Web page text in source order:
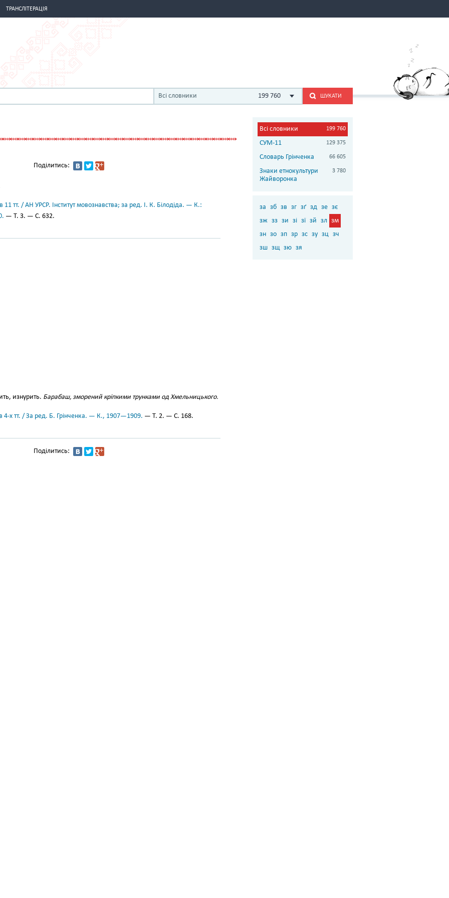
ТРАНСЛІТЕРАЦІЯ
Всі словники 199 760 ШУКАТИ
Поділитись:
11 тт. / АН УРСР. Інститут мовознавства; за ред. І. К. Білодіда. — К.:
— Т. 3. — С. 632.
изнурить. Барабаш, зморений кріпкими трунками од Хмельницького.
4-х тт. / За ред. Б. Грінченка. — К., 1907—1909. — Т. 2. — С. 168.
Поділитись:
Всі словники 199 760
СУМ-11 129 375
Словарь Грінченка 66 605
Знаки етнокультури
Жайворонка
3 780
за зб зв зг зґ зд зе зє
зж зз зи зі зї зй зл зм
зн зо зп зр зс зу зц зч
зш зщ зю зя